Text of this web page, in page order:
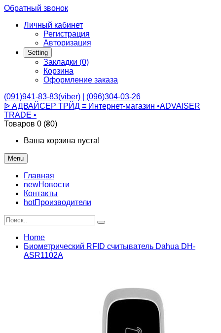
Обратный звонок
Личный кабинет
Регистрация
Авторизация
Setting
Закладки (0)
Корзина
Оформление заказа
(091)941-83-83(viber) | (096)304-03-26
ᐉ АДВАЙСЕР ТРЙД ≡ Интернет-магазин •ADVAISER
TRADE •
Товаров 0 (₴0)
Ваша корзина пуста!
Menu
Главная
newНовости
Контакты
hotПроизводители
Home
Биометрический RFID считыватель Dahua DH-
ASR1102A